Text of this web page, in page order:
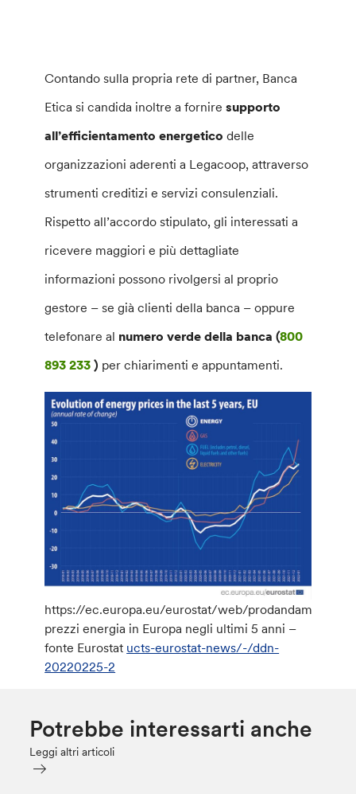
Contando sulla propria rete di partner, Banca
Etica si candida inoltre a forniresupporto
all’efficientamento energetico delle
organizzazioni aderenti a Legacoop, attraverso
strumenti creditizi e servizi consulenziali.
Rispetto all’accordo stipulato, gli interessati a
ricevere maggiori e più dettagliate
informazioni possono rivolgersi al proprio
gestore – se già clienti della banca – oppure
telefonare al numero verde della banca (800
893 233) per chiarimenti e appuntamenti.
https://ec.europa.eu/eurostat/web/prodandamento
prezzi energia in Europa negli ultimi 5 anni –
fonte Eurostat ucts-eurostat-news/-/ddn-
20220225-2
Potrebbe interessarti anche
Leggi altri articoli